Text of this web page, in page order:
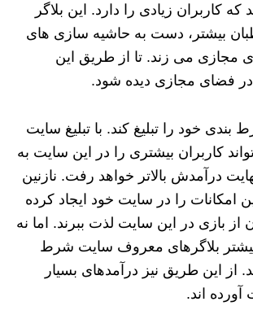
کاربران زیادی را دارد. این بلاگر
بیشتر، دست به حاشیه سازی های
مجازی می زند. تا از طریق این
در فضای مجازی دیده شود.
خود را تبلیغ کند. با تبلیغ سایت
کاربران بیشتری را در این سایت به
درآمدش بالاتر خواهد رفت. نازنین
امکانات را در سایت خود ایجاد کرده
از بازی در این سایت لذت ببرند. اما نه
بیشتر بلاگرهای معروف سایت شرط
از این طریق نیز درآمدهای بسیار
آورده اند.